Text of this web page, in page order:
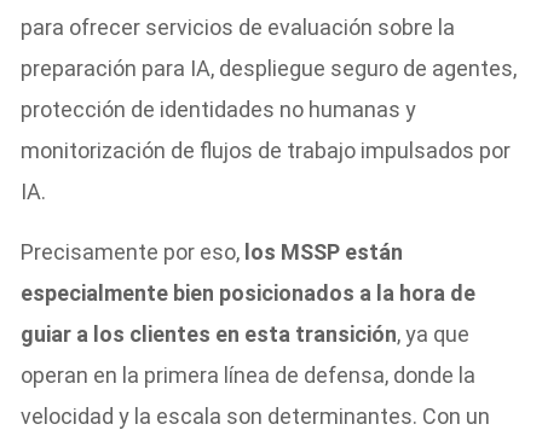
para ofrecer servicios de evaluación sobre la
preparación para IA, despliegue seguro de agentes,
protección de identidades no humanas y
monitorización de flujos de trabajo impulsados por
IA.
Precisamente por eso, los MSSP están
especialmente bien posicionados a la hora de
guiar a los clientes en esta transición, ya que
operan en la primera línea de defensa, donde la
velocidad y la escala son determinantes. Con un